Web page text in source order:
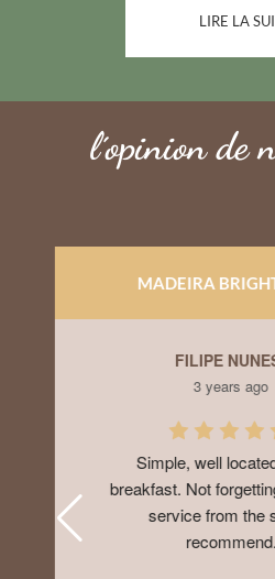
LIRE LA
l´opinion de
APARTAMENTOS
HUY
3 years ago
I booked here at the
when my Airbnb
Very nice and
with AC, parking lot